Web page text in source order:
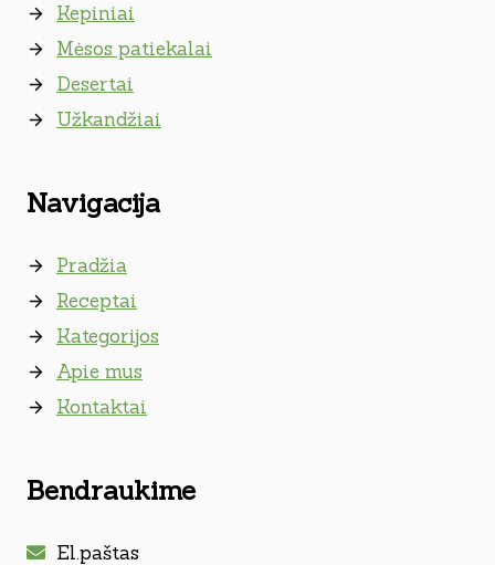
Kepiniai
Mėsos patiekalai
Desertai
Užkandžiai
Navigacija
Pradžia
Receptai
Kategorijos
Apie mus
Kontaktai
Bendraukime
El.paštas